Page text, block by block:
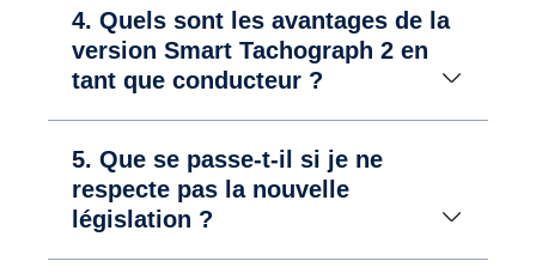
4. Quels sont les avantages de la
version Smart Tachograph 2 en
tant que conducteur ?
5. Que se passe-t-il si je ne
respecte pas la nouvelle
législation ?